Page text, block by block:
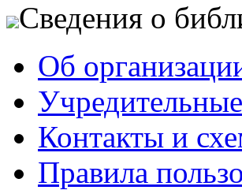
Сведения о
Об
Контакты и
Правила